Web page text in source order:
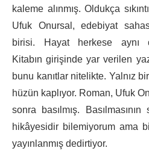
kaleme alınmış. Oldukça
Ufuk Onursal, edebiyat
birisi. Hayat herkese aynı
Kitabın girişinde yar verilen
bunu kanıtlar nitelikte. Yalnız
hüzün kaplıyor. Roman, Ufuk
sonra basılmış.
hikâyesidir bilemiyorum ama
yayınlanmış dedirtiyor.